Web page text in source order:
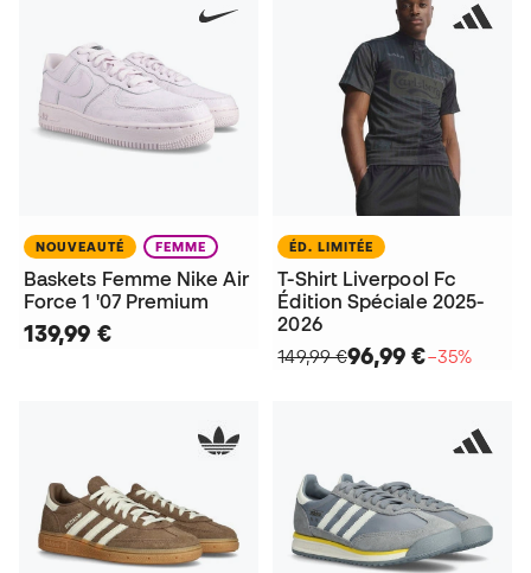
NOUVEAUTÉ FEMME
Baskets Femme Nike Air
Force 1 '07 Premium
139,99 €
ÉD. LIMITÉE
T-Shirt Liverpool Fc
Édition Spéciale 2025-
2026
149,99 €96,99 €−35%